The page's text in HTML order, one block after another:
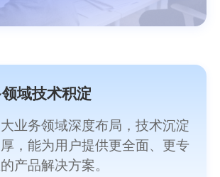
域技术积淀
业务领域深度布局，技术沉淀
，能为用户提供更全面、更专
产品解决方案。